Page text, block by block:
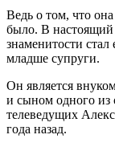
Ведь о том, что
было. В
знаменитости
младше супруги.
Он является
и сыном одного из
телеведущих
года назад.